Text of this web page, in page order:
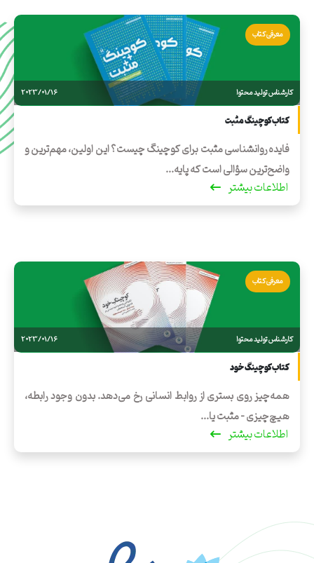
معرفی کتاب
کارشناس تولید محتوا 2023/01/16
کتاب کوچینگ مثبت
فایده روانشناسی مثبت برای کوچینگ چیست؟ این اولین، مهم‌ترین و
واضح‌ترین سؤالی است که پایه...
اطلاعات بیشتر
معرفی کتاب
کارشناس تولید محتوا 2023/01/16
کتاب کوچینگ خود
همه‌چیز روی بستری از روابط انسانی رخ می‌دهد. بدون وجود رابطه،
هیچ‌چیزی - مثبت یا...
اطلاعات بیشتر